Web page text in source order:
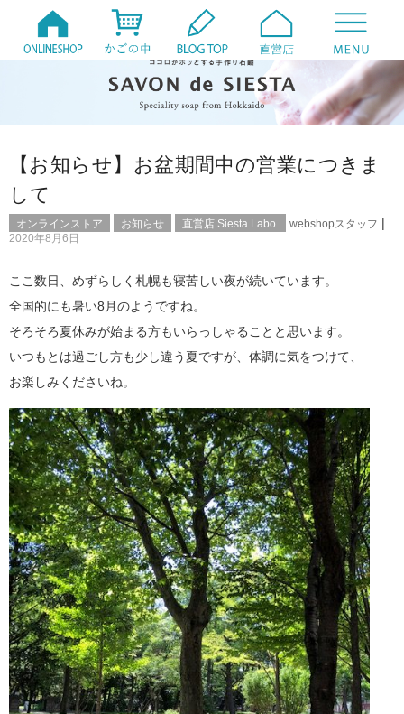
【お知らせ】お盆期間中の営業につきま
して
オンラインストア お知らせ 直営店 Siesta Labo. webshopスタッフ |
2020年8月6日
ここ数日、めずらしく札幌も寝苦しい夜が続いています。
全国的にも暑い8月のようですね。
そろそろ夏休みが始まる方もいらっしゃることと思います。
いつもとは過ごし方も少し違う夏ですが、体調に気をつけて、
お楽しみくださいね。